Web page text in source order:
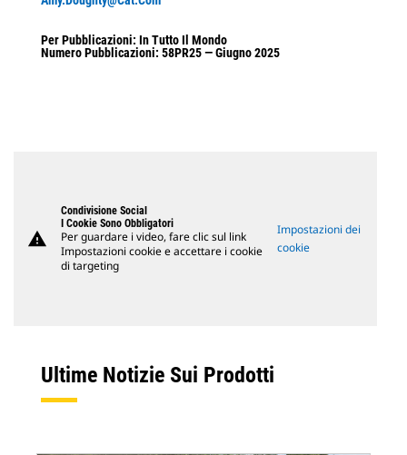
Per Pubblicazioni: In Tutto Il Mondo
Numero Pubblicazioni: 58PR25 — Giugno 2025
warning
Condivisione Social
I Cookie Sono Obbligatori
Per guardare i video, fare clic sul link
Impostazioni cookie e accettare i cookie
di targeting
Impostazioni dei
cookie
Ultime Notizie Sui Prodotti